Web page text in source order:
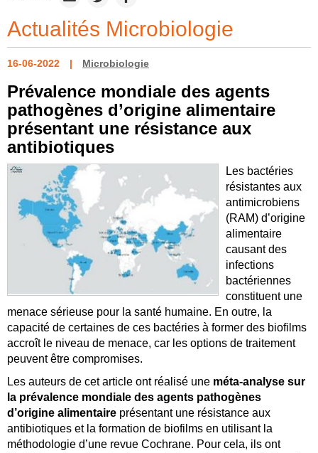
Actualités Microbiologie
16-06-2022 Microbiologie
Prévalence mondiale des agents
pathogènes d’origine alimentaire
présentant une résistance aux
antibiotiques
Les bactéries
résistantes aux
antimicrobiens
(RAM) d’origine
alimentaire
causant des
infections
bactériennes
constituent une
menace sérieuse pour la santé humaine. En outre, la
capacité de certaines de ces bactéries à former des biofilms
accroît le niveau de menace, car les options de traitement
peuvent être compromises.
Les auteurs de cet article ont réalisé une méta-analyse sur
la prévalence mondiale des agents pathogènes
d’origine alimentaire présentant une résistance aux
antibiotiques et la formation de biofilms en utilisant la
méthodologie d’une revue Cochrane. Pour cela, ils ont